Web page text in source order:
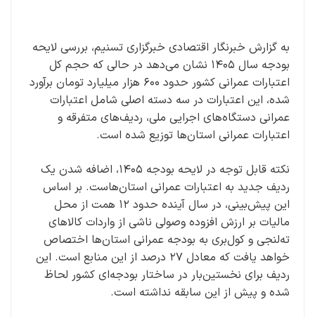
به گزارش خبرنگار اقتصادی خبرگزاری تسنیم،‌ بررسی لایحه
بودجه سال ۱۴۰۵ نشان می‌دهد در حالی که حجم کل
اعتبارات عمرانی کشور حدود ۶۰۰ هزار میلیارد تومان برآورد
شده، این اعتبارات در سه دسته اصلی شامل اعتبارات
عمرانی دستگاه‌های اجرایی ملی، ردیف‌های متفرقه و
اعتبارات عمرانی استان‌ها توزیع شده است.
نکته قابل توجه در لایحه بودجه ۱۴۰۵، اضافه شدن یک
ردیف جدید به اعتبارات عمرانی استان‌هاست. بر اساس
این پیش‌بینی، در سال آینده حدود ۱۲ همت از محل
مالیات بر ارزش افزوده وصولی ناشی از واردات کالاهای
ته‌لنجی و کول‌بری به بودجه عمرانی استان‌ها اختصاص
خواهد یافت که معادل ۲۷ درصد از این منابع است. این
ردیف برای نخستین‌بار در ساختار بودجه‌ای کشور لحاظ
شده و پیش از این سابقه نداشته است.